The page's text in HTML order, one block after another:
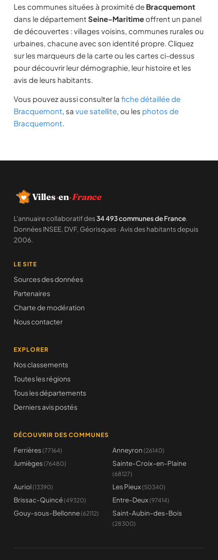
Les communes situées à proximité de Bracquemont
dans le département Seine-Maritimeoffrent un panel
de découvertes : villages voisins, communes rurales ou
urbaines, chacune avec son identité propre. Cliquez
sur les marqueurs de la carte ou les cartes ci-dessus
pour découvrir leur démographie, leur histoire et les
avis de leurs habitants.
Vous pouvez aussi consulter la fiche détaillée de
Bracquemont, sa vue satellite, ou les photos de
Bracquemont.
Villes·en·France
L'annuaire collaboratif des34 493 communes de France.
Données INSEE, DVF, Géorisques · Avis des habitants depuis
2006.
LE SITE
Sources des données
Partenaires
Charte de modération
Nous contacter
EXPLORER
Nos classements
Toutes les régions
Tous les départements
Derniers avis postés
DÉCOUVRIR DES COMMUNES
Ferrières (77164) Anneyron (26140)
Jumièges (76480) Sainte-Croix-en-Plaine
(68127)
Auriol (13390) Les Pieux (50340)
Brissac-Quincé(49320) Entre-Deux (97414)
Gouy-sous-Bellonne(62112) Saint-Aubin-des-Bois
(28300)